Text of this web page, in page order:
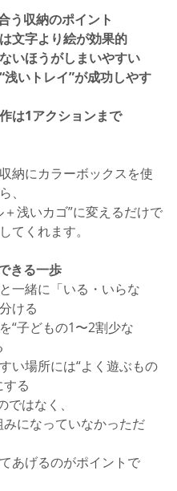
う収納のポイント
文字より絵が効果的
いほうがしまいやすい
浅いトレイ”が成功しやす
は1アクションまで
納にカラーボックスを使
、
＋浅いカゴ”に変えるだけで
てくれます。
きる一歩
一緒に「いる・いらな
ける
“子どもの1〜2割少な
い場所には“よく遊ぶもの
する
ではなく、
みになっていなかっただ
あげるのがポイントで